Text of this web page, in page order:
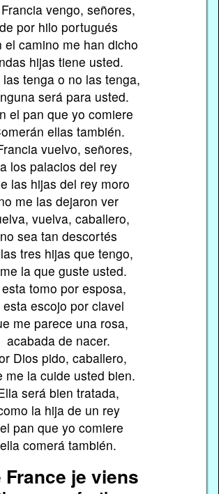
vengo, señores,
de por hilo portugués
el camino me han dicho
hijas tiene usted.
las tenga o no las tenga,
será para usted.
el pan que yo comiere
ellas también.
vuelvo, señores,
a los palacios del rey
las hijas del rey moro
me las dejaron ver
vuelva, caballero,
no sea tan descortés
tres hijas que tengo,
la que guste usted.
tomo por esposa,
esta escojo por clavel
me parece una rosa,
acabada de nacer.
Dios pido, caballero,
me la cuide usted bien.
será bien tratada,
la hija de un rey
pan que yo comiere
ella comerá también.
France je viens